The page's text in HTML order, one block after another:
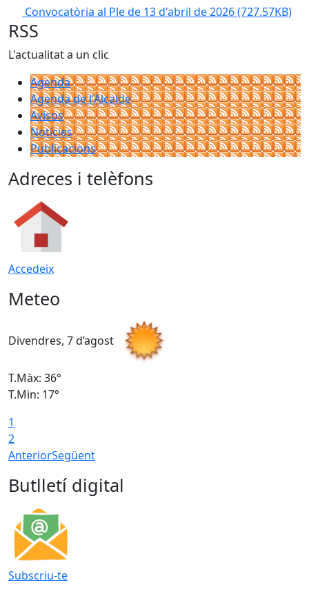
Convocatòria al Ple de 13 d'abril de 2026(727.57KB)
RSS
L'actualitat a un clic
Agenda
Agenda de l'Alcalde
Avisos
Notícies
Publicacions
Adreces i telèfons
Accedeix
Meteo
Divendres, 7 d’agost
T.Màx: 36°
T.Min: 17°
1
2
AnteriorSegüent
Butlletí digital
Subscriu-te